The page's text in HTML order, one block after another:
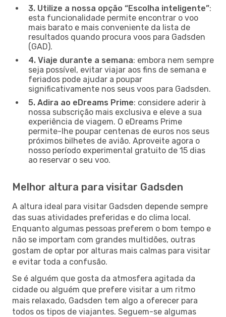
3. Utilize a nossa opção “Escolha inteligente”:
esta funcionalidade permite encontrar o voo
mais barato e mais conveniente da lista de
resultados quando procura voos para Gadsden
(GAD).
4. Viaje durante a semana: embora nem sempre
seja possível, evitar viajar aos fins de semana e
feriados pode ajudar a poupar
significativamente nos seus voos para Gadsden.
5. Adira ao eDreams Prime: considere aderir à
nossa subscrição mais exclusiva e eleve a sua
experiência de viagem. O eDreams Prime
permite-lhe poupar centenas de euros nos seus
próximos bilhetes de avião. Aproveite agora o
nosso período experimental gratuito de 15 dias
ao reservar o seu voo.
Melhor altura para visitar Gadsden
A altura ideal para visitar Gadsden depende sempre
das suas atividades preferidas e do clima local.
Enquanto algumas pessoas preferem o bom tempo e
não se importam com grandes multidões, outras
gostam de optar por alturas mais calmas para visitar
e evitar toda a confusão.
Se é alguém que gosta da atmosfera agitada da
cidade ou alguém que prefere visitar a um ritmo
mais relaxado, Gadsden tem algo a oferecer para
todos os tipos de viajantes. Seguem-se algumas